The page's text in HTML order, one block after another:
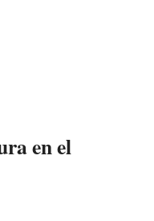
en el